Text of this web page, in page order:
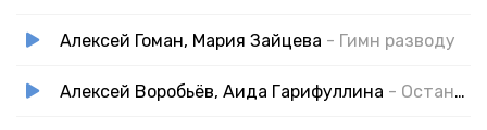
Алексей Гоман, Мария Зайцева - Гимн разводу
Алексей Воробьёв, Аида Гарифуллина - Останься со мной